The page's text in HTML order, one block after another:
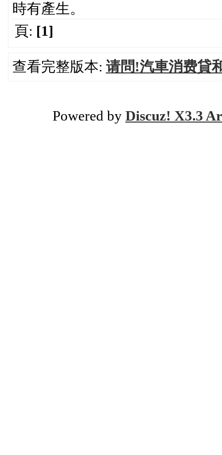
時有產生。
頁: [1]
查看完整版本: 请問!汽車消费貸
Powered by Discuz! X3.3